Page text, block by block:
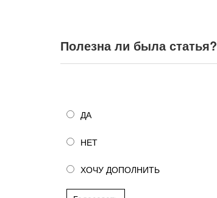
Полезна ли была статья?
ДА
НЕТ
ХОЧУ ДОПОЛНИТЬ